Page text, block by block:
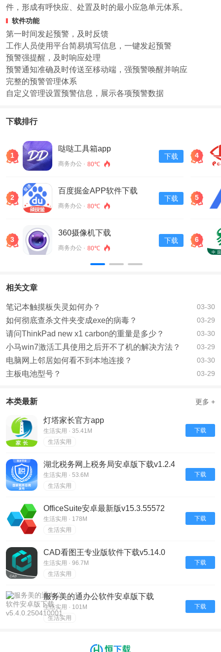
件，形成有呼快应、处置及时的最小应急单元体系。
软件功能
第一时间发起预警，及时反馈
工作人员使用平台简易填写信息，一键发起预警
预警强提醒，及时响应处理
预警通知准确及时传送至移动端，强预警唤醒并响应
完整的预警管理体系
自定义管理设置预警信息，展示各项预警数据
下载排行
1
哒哒工具箱app
商务办公 · 80℃
下载
2
百度掘金APP软件下载
商务办公 · 80℃
下载
3
360摄像机下载
商务办公 · 80℃
下载
4
5
6
相关文章
笔记本触摸板失灵如何办？ 03-30
如何彻底查杀文件夹变成exe的病毒？ 03-29
请问ThinkPad new x1 carbon的重量是多少？ 03-30
小马win7激活工具使用之后开不了机的解决方法？ 03-29
电脑网上邻居如何看不到本地连接？ 03-30
主板电池型号？ 03-29
本类最新 更多 +
灯塔家长官方app
生活实用 · 35.41M
生活实用
下载
湖北税务网上税务局安卓版下载v1.2.4
生活实用 · 53.6M
生活实用
下载
OfficeSuite安卓最新版v15.3.55572
生活实用 · 178M
生活实用
下载
CAD看图王专业版软件下载v5.14.0
生活实用 · 96.7M
生活实用
下载
服务美的通办公软件安卓版下载
v5.4.0.250410001
生活实用 · 101M
生活实用
下载